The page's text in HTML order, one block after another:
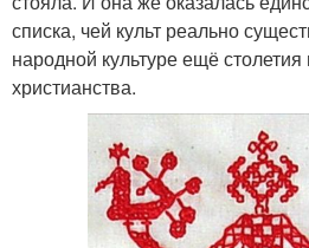
списка, чей культ реально
народной культуре ещё
христианства.